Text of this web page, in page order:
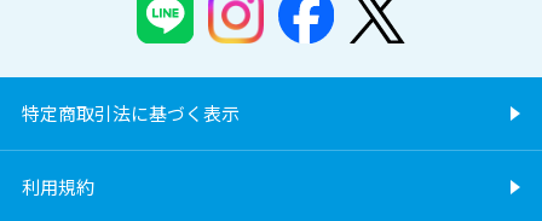
特定商取引法に基づく表示
利用規約